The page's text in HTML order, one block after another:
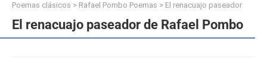
Poemas clásicos > Rafael Pombo Poemas > El renacuajo paseador
El renacuajo paseador de Rafael Pombo